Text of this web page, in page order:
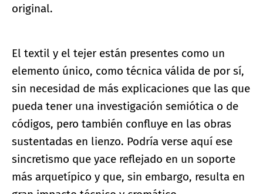
original.
El textil y el tejer están presentes como un
elemento único, como técnica válida de por sí,
sin necesidad de más explicaciones que las que
pueda tener una investigación semiótica o de
códigos, pero también confluye en las obras
sustentadas en lienzo. Podría verse aquí ese
sincretismo que yace reflejado en un soporte
más arquetípico y que, sin embargo, resulta en